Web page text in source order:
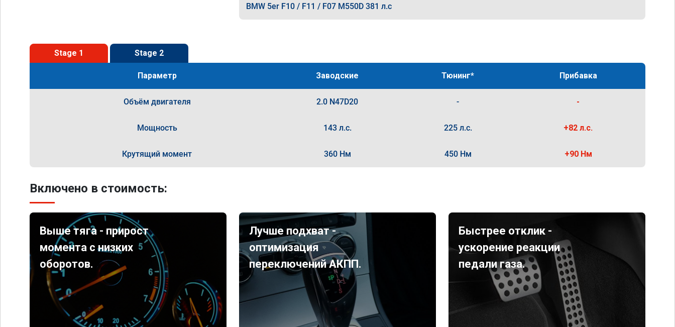
BMW 5er F10 / F11 / F07 M550D 381 л.с
Stage 1 Stage 2
Параметр Заводские Тюнинг* Прибавка
Объём двигателя 2.0 N47D20 - -
Мощность 143 л.с. 225 л.с. +82 л.с.
Крутящий момент 360 Нм 450 Нм +90 Нм
Включено в стоимость:
Выше тяга - прирост
момента с низких
оборотов.
Лучше подхват -
оптимизация
переключений АКПП.
Быстрее отклик -
ускорение реакции
педали газа.